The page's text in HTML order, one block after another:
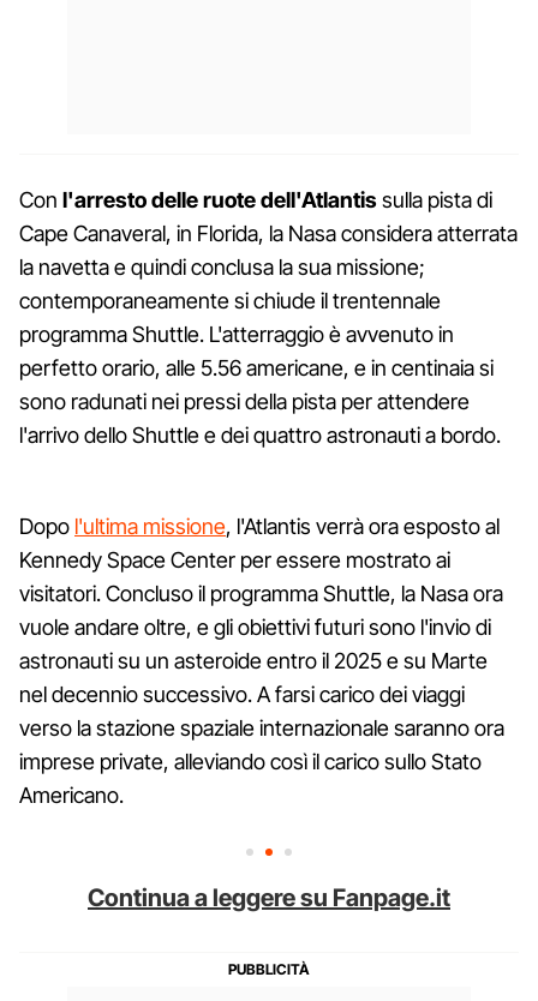
Con l'arresto delle ruote dell'Atlantissulla pista di
Cape Canaveral, in Florida, la Nasa considera atterrata
la navetta e quindi conclusa la sua missione;
contemporaneamente si chiude il trentennale
programma Shuttle. L'atterraggio è avvenuto in
perfetto orario, alle 5.56 americane, e in centinaia si
sono radunati nei pressi della pista per attendere
l'arrivo dello Shuttle e dei quattro astronauti a bordo.
Dopo l'ultima missione, l'Atlantis verrà ora esposto al
Kennedy Space Center per essere mostrato ai
visitatori. Concluso il programma Shuttle, la Nasa ora
vuole andare oltre, e gli obiettivi futuri sono l'invio di
astronauti su un asteroide entro il 2025 e su Marte
nel decennio successivo. A farsi carico dei viaggi
verso la stazione spaziale internazionale saranno ora
imprese private, alleviando così il carico sullo Stato
Americano.
Continua a leggere su Fanpage.it